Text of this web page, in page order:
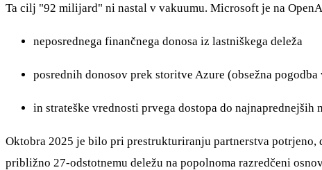
Ta cilj "92 milijard" ni nastal v vakuumu. Microsoft je na
neposrednega finančnega donosa iz lastniškega deleža
posrednih donosov prek storitve Azure (obsežna pogodba
in strateške vrednosti prvega dostopa do najnaprednejših
Oktobra 2025 je bilo pri prestrukturiranju partnerstva
približno 27-odstotnemu deležu na popolnoma razredčeni